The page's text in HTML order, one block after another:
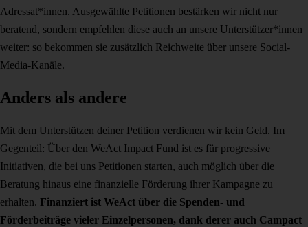
Adressat*innen. Ausgewählte Petitionen bestärken wir nicht nur
beratend, sondern empfehlen diese auch an unsere Unterstützer*innen
weiter: so bekommen sie zusätzlich Reichweite über unsere Social-
Media-Kanäle.
Anders als andere
Mit dem Unterstützen deiner Petition verdienen wir kein Geld. Im
Gegenteil: Über den WeAct Impact Fund ist es für progressive
Initiativen, die bei uns Petitionen starten, auch möglich über die
Beratung hinaus eine finanzielle Förderung ihrer Kampagne zu
erhalten. Finanziert ist WeAct über die Spenden- und
Förderbeiträge vieler Einzelpersonen, dank derer auch Campact